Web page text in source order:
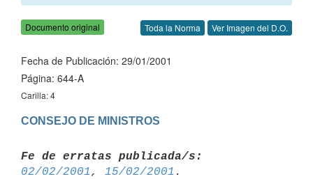
Documento original Toda la Norma Ver Imagen del D.O.
Fecha de Publicación: 29/01/2001
Página: 644-A
Carilla: 4
CONSEJO DE MINISTROS
Fe de erratas publicada/s:
02/02/2001 , 15/02/2001